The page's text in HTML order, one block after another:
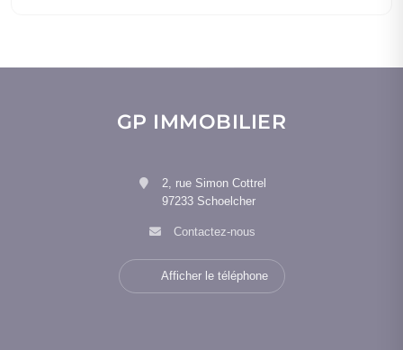
GP IMMOBILIER
2, rue Simon Cottrel
97233 Schoelcher
Contactez-nous
Afficher le téléphone